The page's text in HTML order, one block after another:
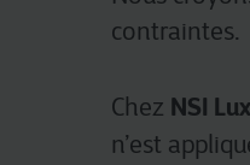
contraintes.
Chez NSI
n’est